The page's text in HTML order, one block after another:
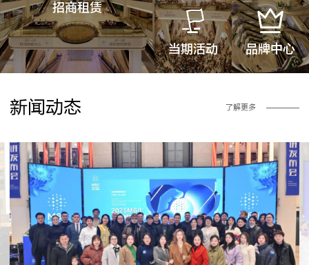
招商租赁
当期活动 品牌中心
新闻动态 了解更多